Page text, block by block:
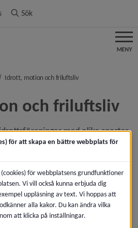
Sök
MENY
nivå i brödsmulenavigeringen
Idrott, motion och friluftslivnivå i
och friluftsliv
med olika sporter
anläggningar för ett flertal
och beachvolleyboll
och kampsport. Det finns också
isbanor och utegym för dig som
har vi flera vandringsleder,
och ett flertal fiskevatten för
för att skapa en bättre webbplats för
för webbplatsens grundfunktioner
Vi vill också kunna erbjuda dig
uppläsning av text. Vi hoppas att
alla kakor. Du kan ändra vilka
att klicka på inställningar.